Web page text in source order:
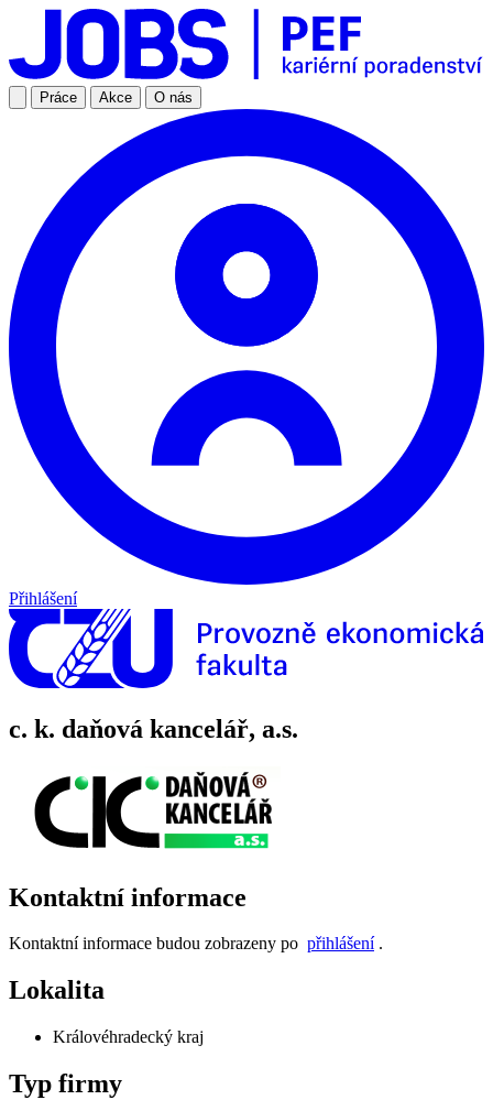
Práce Akce O nás
Přihlášení
c. k. daňová kancelář, a.s.
Kontaktní informace
Kontaktní informace budou zobrazeny po přihlášení.
Lokalita
Královéhradecký kraj
Typ firmy